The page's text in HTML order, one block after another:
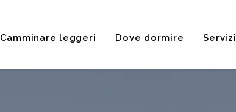
Camminare leggeri Dove dormire Servizi